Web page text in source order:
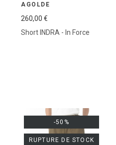
AGOLDE
Short INDRA - In Force
260,00 €
-50%
RUPTURE DE STOCK